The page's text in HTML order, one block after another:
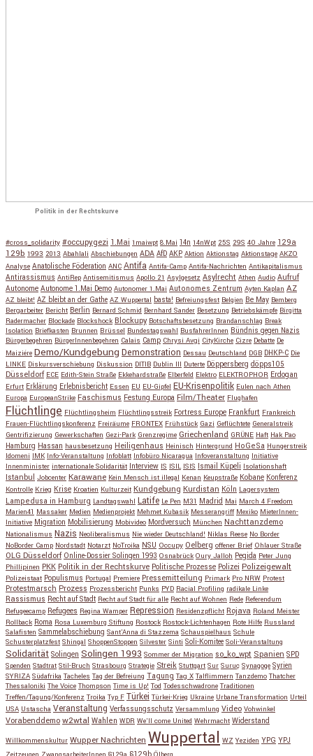
Politik in der Rechtskurve
#cross_solidarity #occupygezi 1.Mai 1maiwpt 8.Mai 14n 14nWpt 25S 29S 40 Jahre 129a
129b 1993 2013 Abahlali Abschiebungen ADA AfD AKP Aktion Aktionstag Aktionstage AKZO
Analyse Anatolische Föderation ANC Antifa Antifa-Camp Antifa-Nachrichten Antikapitalismus
Antirassismus AntiRep Antisemitismus Apollo 21 Asylgesetz Asylrecht Athen Audio Aufruf
Autonome Autonome 1.Mai Demo Autonomer 1.Mai Autonomes Zentrum Ayten Kaplan AZ
AZ bleibt! AZ bleibt an der Gathe AZ Wuppertal basta! Befreiungsfest Belgien Be May Bemberg
Bergarbeiter Bericht Berlin Bernard Schmid Bernhard Sander Besetzung Betriebskämpfe Birgitta
Radermacher Blockade Blockshock Blockupy Botschaftsbesetzung Brandanschlag Break
Isolation Briefkasten Brunnen Brüssel Bundestagswahl BusfahrerInnen Bündnis gegen Nazis
Bürgerbegehren BürgerInnenbegehren Calais Camp Chrysi Avgi CityKirche Cizre Debatte De
Maiziére Demo/Kundgebung Demonstration Dessau Deutschland DGB DHKP-C Die
LINKE Diskursverschiebung Diskussion DITIB Dublin III Duterte Döppersberg döpps105
Düsseldorf ECE Edith-Stein Straße Ekkehardstraße Elberfeld Elektro ELEKTROPHOR Erdogan
Erfurt Erklärung Erlebnisbericht Essen EU EU-Gipfel EU-Krisenpolitik Eulen nach Athen
Europa EuropeanStrike Faschismus Festung Europa Film/Theater Flughafen
Flüchtlinge Flüchtlingsheim Flüchtlingsstreik Fortress Europe Frankfurt Frankreich
Frauen-Flüchtlingskonferenz Freiräume FRONTEX Frühstück Gazi Geflüchtete Generalstreik
Gentrifizierung Gewerkschaften Gezi-Park Grenzregime Griechenland GRÜNE Haft Hak Pao
Hamburg Hassan hausbesetzung Heiligenhaus Heinisch Hintergrund HoGeSa Hungerstreik
Idomeni IMK Info-Veranstaltung Infoblatt Infobüro Nicaragua Infoveranstaltung Initiative
Innenminister internationale Solidarität Interview IS ISIL ISIS Ismail Küpeli Isolationshaft
Istanbul Jobcenter Karawane Kein Mensch ist illegal Kenan Keupstraße Kobane Konferenz
Kontrolle Krieg Krise Kroatien Kulturzeit Kundgebung Kurdistan Köln Lagersystem
Lampedusa in Hamburg Landtagswahl Latife Le Pen M31 Madrid Mai March 4 Freedom
Marien41 Massaker Medien Medienprojekt Mehmet Kubasik Messerangriff Mexiko MieterInnen-
Initiative Migration Mobilisierung Mobivideo Mordversuch München Nachttanzdemo
Nationalismus Nazis Neoliberalismus Nie wieder Deutschland! Niklas Reese No Border
NoBorder Camp Nordstadt Notarzt NoTroika NSU Occupy Oelberg offener Brief Ohlauer Straße
OLG Düsseldorf Online-Dossier Solingen 1993 Osnabrück Oury Jalloh Pegida Peter Jung
Phillipinen PKK Politik in der Rechtskurve Politische Prozesse Polizei Polizeigewalt
Polizeistaat Populismus Portugal Premiere Pressemitteilung Primark Pro NRW Protest
Protestmarsch Prozess Prozessbericht Punks PYD Racial Profiling radikale Linke
Rassismus Recht auf Stadt Recht auf Stadt für alle Recht auf Wohnen Rede Referendum
Refugeecamp Refugees Regina Wamper Repression Residenzpflicht Rojava Roland Meister
Rollback Roma Rosa Luxemburg Stiftung Rostock Rostock-Lichtenhagen Rote Hilfe Russland
Salafisten Sammelabschiebung Sant'Anna di Stazzema Schauspielhaus Schule
Schusterplatzfest Shingal ShoppenStoppen Silvester Sinti Soli-Komitee Soli-Veranstaltung
Solidarität Solingen Solingen 1993 Sommer der Migration so_ko_wpt Spanien SPD
Spenden Stadtrat Stil-Bruch Strasbourg Strategie Streik Stuttgart Sur Suruç Synagoge Syrien
SYRIZA Südafrika Tacheles Tag der Befreiung Tagung Tag X Talflimmern Tanzdemo Thatcher
Thessaloniki The Voice Thompson Time is Up! Tod Todesschwadrone Traditionen
Treffen/Tagung/Konferenz Troika Typ F Türkei Türkei-Krieg Ukraine Urbane Transformation Urteil
USA Ustascha Veranstaltung Verfassungsschutz Versammlung Video Vohwinkel
Vorabenddemo w2wtal Wahlen WDR We'll come United Wehrmacht Widerstand
Willkommenskultur Wupper Nachrichten Wuppertal WZ Yeziden YPG YPJ